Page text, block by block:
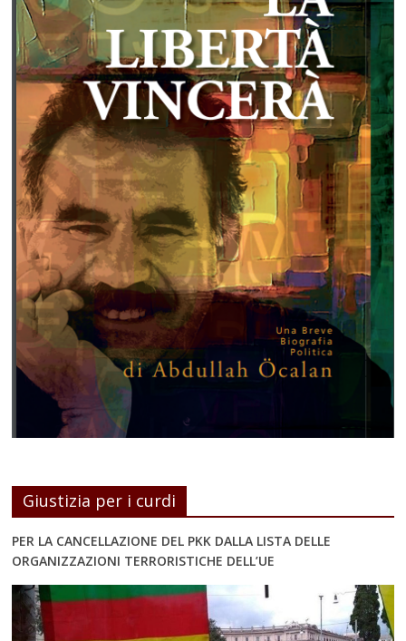
Giustizia per i curdi
PER LA CANCELLAZIONE DEL PKK DALLA LISTA DELLE
ORGANIZZAZIONI TERRORISTICHE DELL’UE